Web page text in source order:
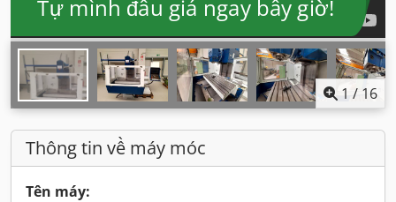
Tự mình đấu giá ngay bây giờ!
1 / 16
Thông tin về máy móc
Tên máy: